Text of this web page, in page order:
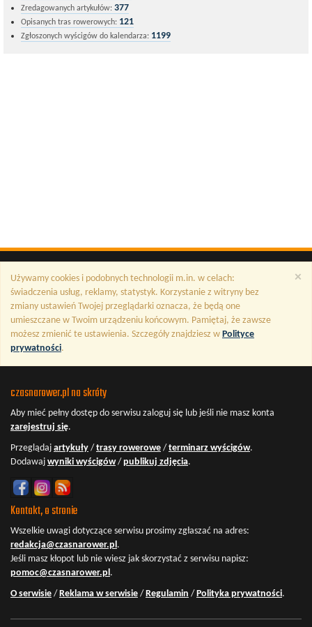
Zredagowanych artykułów: 377
Opisanych tras rowerowych: 121
Zgłoszonych wyścigów do kalendarza: 1199
×
Używamy cookies i podobnych technologii m.in. w celach:
świadczenia usług, reklamy, statystyk. Korzystanie z witryny bez
zmiany ustawień Twojej przeglądarki oznacza, że będą one
umieszczane w Twoim urządzeniu końcowym. Pamiętaj, że zawsze
możesz zmienić te ustawienia. Szczegóły znajdziesz w Polityce
prywatności.
czasnarower.pl na skróty
Aby mieć pełny dostęp do serwisu zaloguj się lub jeśli nie masz konta
zarejestruj się.
Przeglądaj artykuły / trasy rowerowe / terminarz wyścigów.
Dodawaj wyniki wyścigów/ publikuj zdjęcia.
Kontakt, o stronie
Wszelkie uwagi dotyczące serwisu prosimy zgłaszać na adres:
redakcja@czasnarower.pl.
Jeśli masz kłopot lub nie wiesz jak skorzystać z serwisu napisz:
pomoc@czasnarower.pl.
O serwisie / Reklama w serwisie / Regulamin / Polityka prywatności.